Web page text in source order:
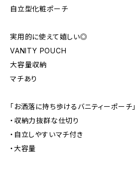
自立型化粧ポーチ
実用的に使えて嬉しい◎
VANITY POUCH
大容量収納
マチあり
「お洒落に持ち歩けるバニティーポーチ」
・収納力抜群な仕切り
・自立しやすいマチ付き
・大容量